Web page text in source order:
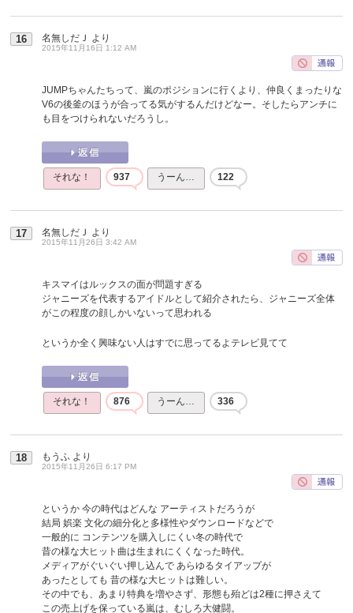
16 名無しだＪ より
2015年11月16日 1:12 AM
JUMPちゃんたちって、嵐のポジションに行くより、仲良くまったりな
V6の後釜のほうが合ってる気がするんだけどなー。そしたらアンチに
も目をつけられないだろうし。
それな！ 937 うーん… 122
17 名無しだＪ より
2015年11月26日 3:42 AM
キスマイはルックスの面が問題すぎる
ジャニーズを代表するアイドルとして紹介されたら、ジャニーズ全体
がこの程度の顔しかいないって思われる
というか全く興味ない人はすでに思ってるよテレビ見てて
それな！ 876 うーん… 336
18 もうふ より
2015年11月26日 6:17 PM
というか 今の時代はどんな アーティストだろうが
結局 娯楽 文化の細分化と多様性やダウンロードなどで
一般的に コンテンツを購入しにくい冬の時代で
昔の様な大ヒット曲は生まれにくくなった時代。
メディアがぐいぐい押し込んで あらゆるタイアップが
あったとしても 昔の様な大ヒットは難しい。
その中でも、あまり特典を増やさず、形態も殆どは2種に押さえて
この売上げを保っている嵐は、むしろ大健闘。